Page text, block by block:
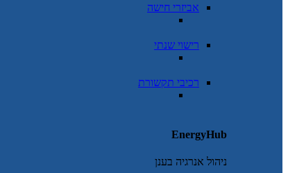
אביזרי חישה
רישוי שנתי
רכיבי תקשורת
EnergyHub
ניהול אנרגיה בענן